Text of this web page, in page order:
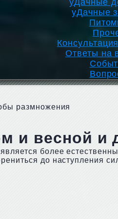
уДачные
уДачные
Ответы на
размножения
и весной и
более
до наступления